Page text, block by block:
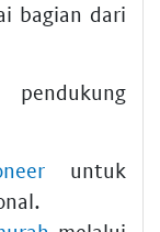
bagian dari
untuk